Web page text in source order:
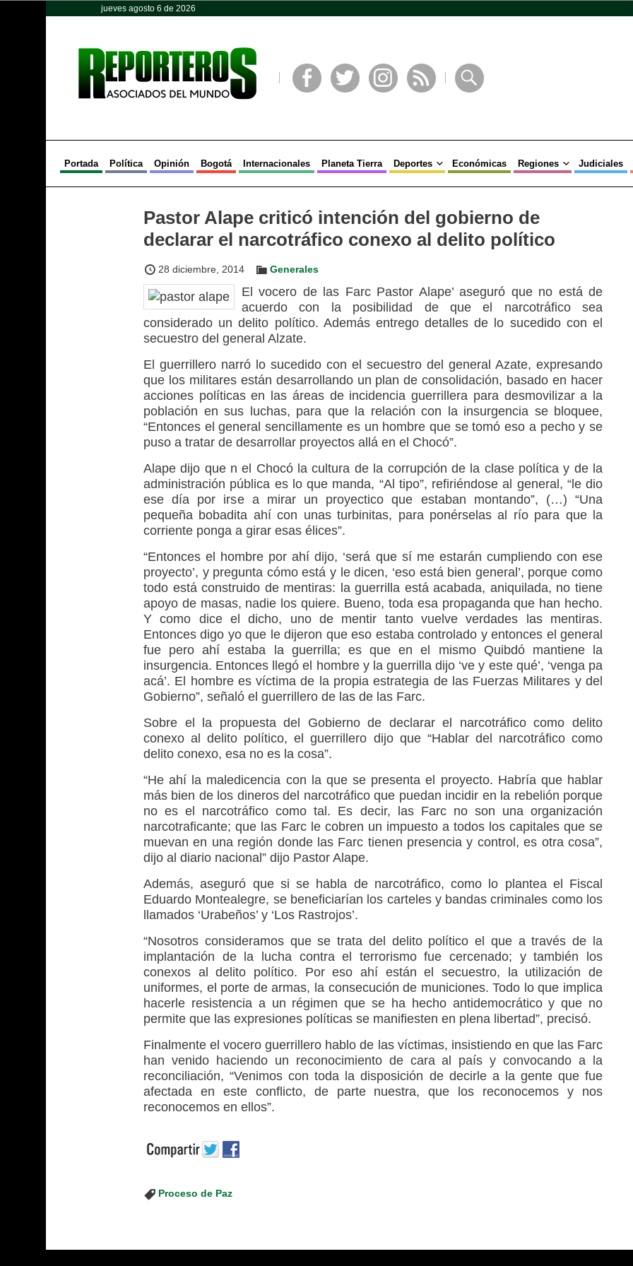
jueves agosto 6 de 2026
Portada Política Opinión Bogotá Internacionales Planeta Tierra Deportes Económicas Regiones Judiciales
Pastor Alape criticó intención del gobierno de
declarar el narcotráfico conexo al delito político
28 diciembre, 2014 Generales
El vocero de las Farc Pastor Alape’ aseguró que no está de
acuerdo con la posibilidad de que el narcotráfico sea
considerado un delito político. Además entrego detalles de lo sucedido con el
secuestro del general Alzate.
El guerrillero narró lo sucedido con el secuestro del general Azate, expresando
que los militares están desarrollando un plan de consolidación, basado en hacer
acciones políticas en las áreas de incidencia guerrillera para desmovilizar a la
población en sus luchas, para que la relación con la insurgencia se bloquee,
“Entonces el general sencillamente es un hombre que se tomó eso a pecho y se
puso a tratar de desarrollar proyectos allá en el Chocó”.
Alape dijo que n el Chocó la cultura de la corrupción de la clase política y de la
administración pública es lo que manda, “Al tipo”, refiriéndose al general, “le dio
ese día por irse a mirar un proyectico que estaban montando”, (…) “Una
pequeña bobadita ahí con unas turbinitas, para ponérselas al río para que la
corriente ponga a girar esas élices”.
“Entonces el hombre por ahí dijo, ‘será que sí me estarán cumpliendo con ese
proyecto’, y pregunta cómo está y le dicen, ‘eso está bien general’, porque como
todo está construido de mentiras: la guerrilla está acabada, aniquilada, no tiene
apoyo de masas, nadie los quiere. Bueno, toda esa propaganda que han hecho.
Y como dice el dicho, uno de mentir tanto vuelve verdades las mentiras.
Entonces digo yo que le dijeron que eso estaba controlado y entonces el general
fue pero ahí estaba la guerrilla; es que en el mismo Quibdó mantiene la
insurgencia. Entonces llegó el hombre y la guerrilla dijo ‘ve y este qué’, ‘venga pa
acá’. El hombre es víctima de la propia estrategia de las Fuerzas Militares y del
Gobierno”, señaló el guerrillero de las de las Farc.
Sobre el la propuesta del Gobierno de declarar el narcotráfico como delito
conexo al delito político, el guerrillero dijo que “Hablar del narcotráfico como
delito conexo, esa no es la cosa”.
“He ahí la maledicencia con la que se presenta el proyecto. Habría que hablar
más bien de los dineros del narcotráfico que puedan incidir en la rebelión porque
no es el narcotráfico como tal. Es decir, las Farc no son una organización
narcotraficante; que las Farc le cobren un impuesto a todos los capitales que se
muevan en una región donde las Farc tienen presencia y control, es otra cosa”,
dijo al diario nacional” dijo Pastor Alape.
Además, aseguró que si se habla de narcotráfico, como lo plantea el Fiscal
Eduardo Montealegre, se beneficiarían los carteles y bandas criminales como los
llamados ‘Urabeños’ y ‘Los Rastrojos’.
“Nosotros consideramos que se trata del delito político el que a través de la
implantación de la lucha contra el terrorismo fue cercenado; y también los
conexos al delito político. Por eso ahí están el secuestro, la utilización de
uniformes, el porte de armas, la consecución de municiones. Todo lo que implica
hacerle resistencia a un régimen que se ha hecho antidemocrático y que no
permite que las expresiones políticas se manifiesten en plena libertad”, precisó.
Finalmente el vocero guerrillero hablo de las víctimas, insistiendo en que las Farc
han venido haciendo un reconocimiento de cara al país y convocando a la
reconciliación, “Venimos con toda la disposición de decirle a la gente que fue
afectada en este conflicto, de parte nuestra, que los reconocemos y nos
reconocemos en ellos”.
Proceso de Paz
Opinión Política